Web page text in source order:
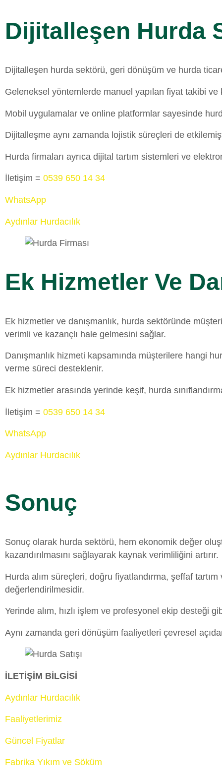
Dijitalleşen Hurda
Dijitalleşen hurda sektörü, geri dönüşüm ve hurda
Geleneksel yöntemlerde manuel yapılan fiyat takibi
Mobil uygulamalar ve online platformlar sayesinde
Dijitalleşme aynı zamanda lojistik süreçleri de
Hurda firmaları ayrıca dijital tartım sistemleri ve
İletişim = 0539 650 14 34
WhatsApp
Aydınlar Hurdacılık
Ek Hizmetler Ve
Ek hizmetler ve danışmanlık, hurda sektöründe
verimli ve kazançlı hale gelmesini sağlar.
Danışmanlık hizmeti kapsamında müşterilere hangi
verme süreci desteklenir.
Ek hizmetler arasında yerinde keşif, hurda
İletişim = 0539 650 14 34
WhatsApp
Aydınlar Hurdacılık
Sonuç
Sonuç olarak hurda sektörü, hem ekonomik değer
kazandırılmasını sağlayarak kaynak verimliliğini artırır.
Hurda alım süreçleri, doğru fiyatlandırma, şeffaf
değerlendirilmesidir.
Yerinde alım, hızlı işlem ve profesyonel ekip desteği
Aynı zamanda geri dönüşüm faaliyetleri çevresel
İLETİŞİM BİLGİSİ
Aydınlar Hurdacılık
Faaliyetlerimiz
Güncel Fiyatlar
Fabrika Yıkım ve Söküm